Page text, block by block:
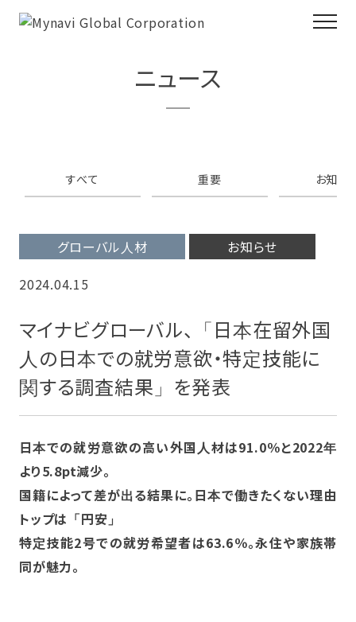
ニュース
すべて 重要 お知ら
グローバル人材
お知らせ
2024.04.15
マイナビグローバル、「日本在留外国
人の日本での就労意欲・特定技能に
関する調査結果」を発表
日本での就労意欲の高い外国人材は91.0％と2022年
より5.8pt減少。
国籍によって差が出る結果に。日本で働きたくない理由
トップは「円安」
特定技能2号での就労希望者は63.6％。永住や家族帯
同が魅力。